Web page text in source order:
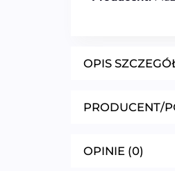
OPIS
PRODUCENT/
OPINIE (0)